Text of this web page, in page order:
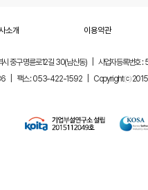
소개 이용약관
시 중구 명륜로12길 30(남산동)| 사업자등록번
| 팩스 : 053-422-1592| Copyrightⓒ